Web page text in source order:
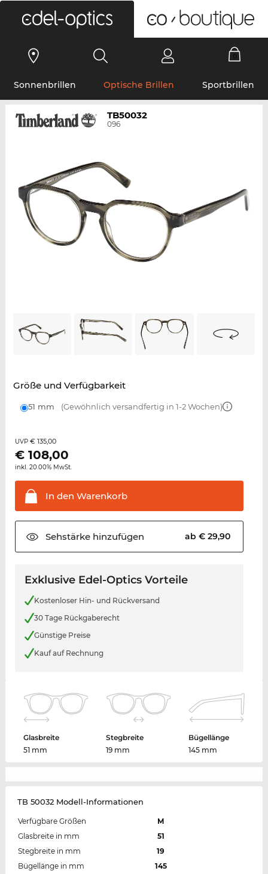
Sonnenbrillen Optische Brillen Sportbrillen
TB50032
096
Größe und Verfügbarkeit
51 mm (Gewöhnlich versandfertig in 1-2 Wochen)
UVP € 135,00
€ 108,00
inkl. 20.00% MwSt.
In den Warenkorb
Sehstärkehinzufügen ab € 29,90
Exklusive Edel-Optics Vorteile
Kostenloser Hin- und Rückversand
30 Tage Rückgaberecht
Günstige Preise
Kauf auf Rechnung
Glasbreite
51 mm
Stegbreite
19 mm
Bügellänge
145 mm
TB 50032 Modell-Informationen
Verfügbare Größen
M
Glasbreite in mm
51
Stegbreite in mm
19
Bügellänge in mm
145